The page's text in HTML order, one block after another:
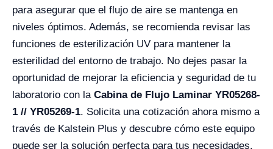
para asegurar que el flujo de aire se mantenga en
niveles óptimos. Además, se recomienda revisar las
funciones de esterilización UV para mantener la
esterilidad del entorno de trabajo. No dejes pasar la
oportunidad de mejorar la eficiencia y seguridad de tu
laboratorio con la Cabina de Flujo Laminar YR05268-
1 // YR05269-1. Solicita una cotización ahora mismo a
través de Kalstein Plus y descubre cómo este equipo
puede ser la solución perfecta para tus necesidades,